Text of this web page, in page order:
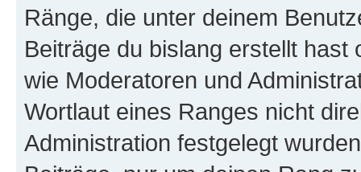
Ränge, die unter deinem
Beiträge du bislang erstellt
wie Moderatoren und
Wortlaut eines Ranges nicht
Administration festgelegt